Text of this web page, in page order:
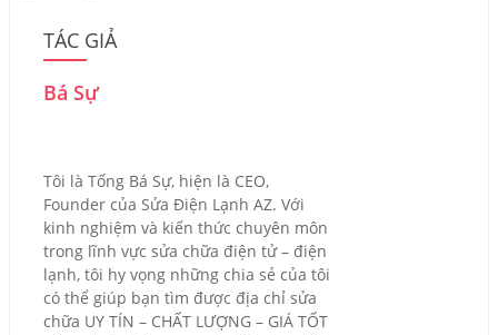
TÁC GIẢ
Bá Sự
Tôi là Tống Bá Sự, hiện là CEO,
Founder của Sửa Điện Lạnh AZ. Với
kinh nghiệm và kiến thức chuyên môn
trong lĩnh vực sửa chữa điện tử – điện
lạnh, tôi hy vọng những chia sẻ của tôi
có thể giúp bạn tìm được địa chỉ sửa
chữa UY TÍN – CHẤT LƯỢNG – GIÁ TỐT